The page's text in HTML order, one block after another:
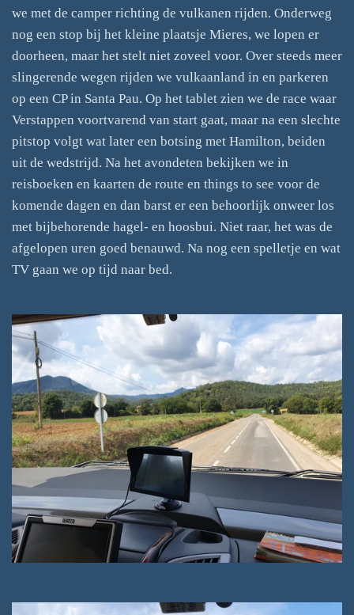
we met de camper richting de vulkanen rijden. Onderweg
nog een stop bij het kleine plaatsje Mieres, we lopen er
doorheen, maar het stelt niet zoveel voor. Over steeds meer
slingerende wegen rijden we vulkaanland in en parkeren
op een CP in Santa Pau. Op het tablet zien we de race waar
Verstappen voortvarend van start gaat, maar na een slechte
pitstop volgt wat later een botsing met Hamilton, beiden
uit de wedstrijd. Na het avondeten bekijken we in
reisboeken en kaarten de route en things to see voor de
komende dagen en dan barst er een behoorlijk onweer los
met bijbehorende hagel- en hoosbui. Niet raar, het was de
afgelopen uren goed benauwd. Na nog een spelletje en wat
TV gaan we op tijd naar bed.